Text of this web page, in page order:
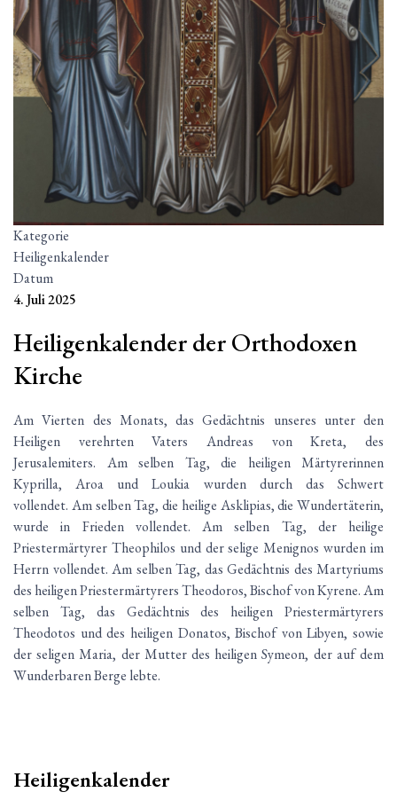
Kategorie
Heiligenkalender
Datum
4. Juli 2025
Heiligenkalender der Orthodoxen
Kirche
Am Vierten des Monats, das Gedächtnis unseres unter den
Heiligen verehrten Vaters Andreas von Kreta, des
Jerusalemiters. Am selben Tag, die heiligen Märtyrerinnen
Kyprilla, Aroa und Loukia wurden durch das Schwert
vollendet. Am selben Tag, die heilige Asklipias, die Wundertäterin,
wurde in Frieden vollendet. Am selben Tag, der heilige
Priestermärtyrer Theophilos und der selige Menignos wurden im
Herrn vollendet. Am selben Tag, das Gedächtnis des Martyriums
des heiligen Priestermärtyrers Theodoros, Bischof von Kyrene. Am
selben Tag, das Gedächtnis des heiligen Priestermärtyrers
Theodotos und des heiligen Donatos, Bischof von Libyen, sowie
der seligen Maria, der Mutter des heiligen Symeon, der auf dem
Wunderbaren Berge lebte.
Heiligenkalender